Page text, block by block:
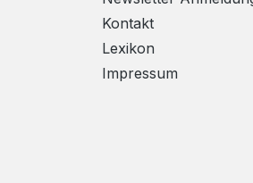
Kontakt
Lexikon
Impressum